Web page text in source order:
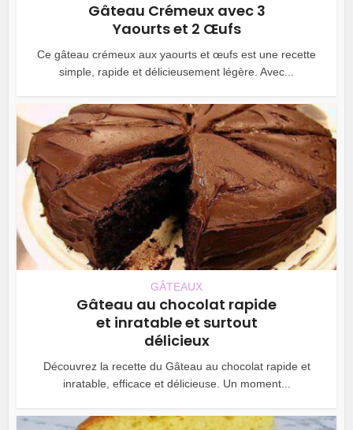
Gâteau Crémeux avec 3
Yaourts et 2 Œufs
Ce gâteau crémeux aux yaourts et œufs est une recette
simple, rapide et délicieusement légère. Avec...
GÂTEAUX
Gâteau au chocolat rapide
et inratable et surtout
délicieux
Découvrez la recette du Gâteau au chocolat rapide et
inratable, efficace et délicieuse. Un moment...